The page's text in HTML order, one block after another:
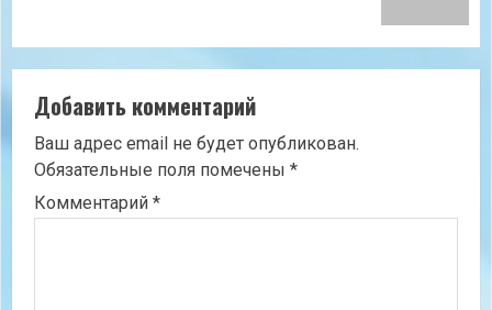
Добавить комментарий
Ваш адрес email не будет опубликован.
Обязательные поля помечены *
Комментарий *